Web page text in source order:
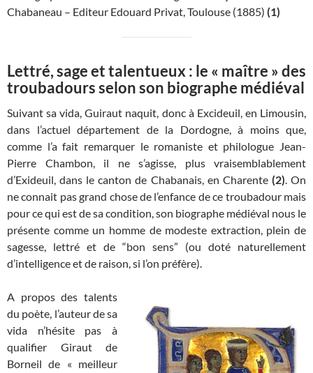
Chabaneau – Editeur Edouard Privat, Toulouse (1885) (1)
Lettré, sage et talentueux : le « maître » des
troubadours selon son biographe médiéval
Suivant sa vida, Guiraut naquit, donc à Excideuil, en Limousin,
dans l’actuel département de la Dordogne, à moins que,
comme l’a fait remarquer le romaniste et philologue Jean-
Pierre Chambon, il ne s’agisse, plus vraisemblablement
d’Exideuil, dans le canton de Chabanais, en Charente (2). On
ne connait pas grand chose de l’enfance de ce troubadour mais
pour ce qui est de sa condition, son biographe médiéval nous le
présente comme un homme de modeste extraction, plein de
sagesse, lettré et de “bon sens” (ou doté naturellement
d’intelligence et de raison, si l’on préfère).
A propos des talents
du poète, l’auteur de sa
vida n’hésite pas à
qualifier Giraut de
Borneil de « meilleur